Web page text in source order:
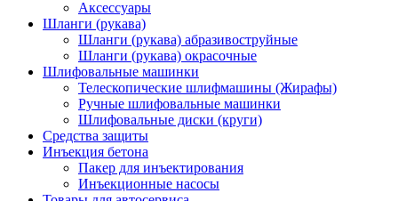
Аксессуары
Шланги (рукава)
Шланги (рукава) абразивоструйные
Шланги (рукава) окрасочные
Шлифовальные машинки
Телескопические шлифмашины (Жирафы)
Ручные шлифовальные машинки
Шлифовальные диски (круги)
Средства защиты
Инъекция бетона
Пакер для инъектирования
Инъекционные насосы